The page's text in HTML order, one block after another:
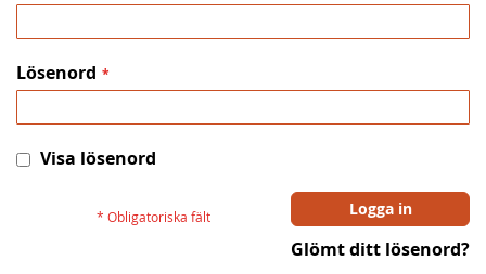
Lösenord
Visa lösenord
Logga in
Glömt ditt lösenord?